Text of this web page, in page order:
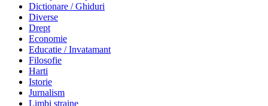
Dictionare / Ghiduri
Diverse
Drept
Economie
Educatie / Invatamant
Filosofie
Harti
Istorie
Jurnalism
Limbi straine